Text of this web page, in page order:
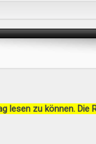
lesen zu können.